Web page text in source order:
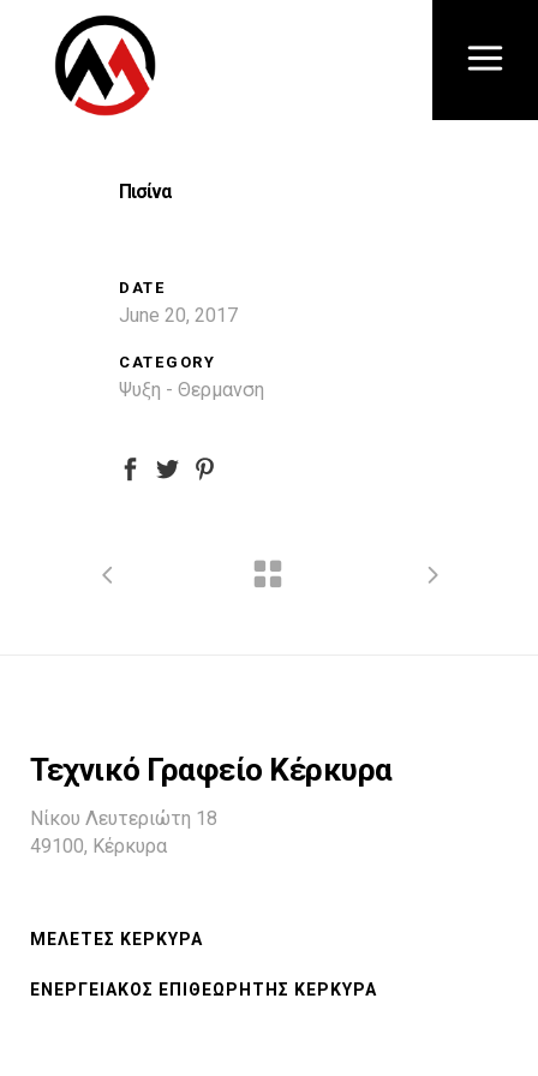
Πισίνα
DATE
June 20, 2017
CATEGORY
Ψυξη - Θερμανση
Τεχνικό Γραφείο Κέρκυρα
Νίκου Λευτεριώτη 18
49100, Κέρκυρα
ΜΕΛΕΤΕΣ ΚΕΡΚΥΡΑ
ΕΝΕΡΓΕΙΑΚΟΣ ΕΠΙΘΕΩΡΗΤΗΣ ΚΕΡΚΥΡΑ